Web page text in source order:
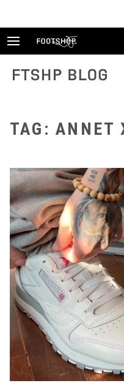
FTSHP blog
TAG: ANNET